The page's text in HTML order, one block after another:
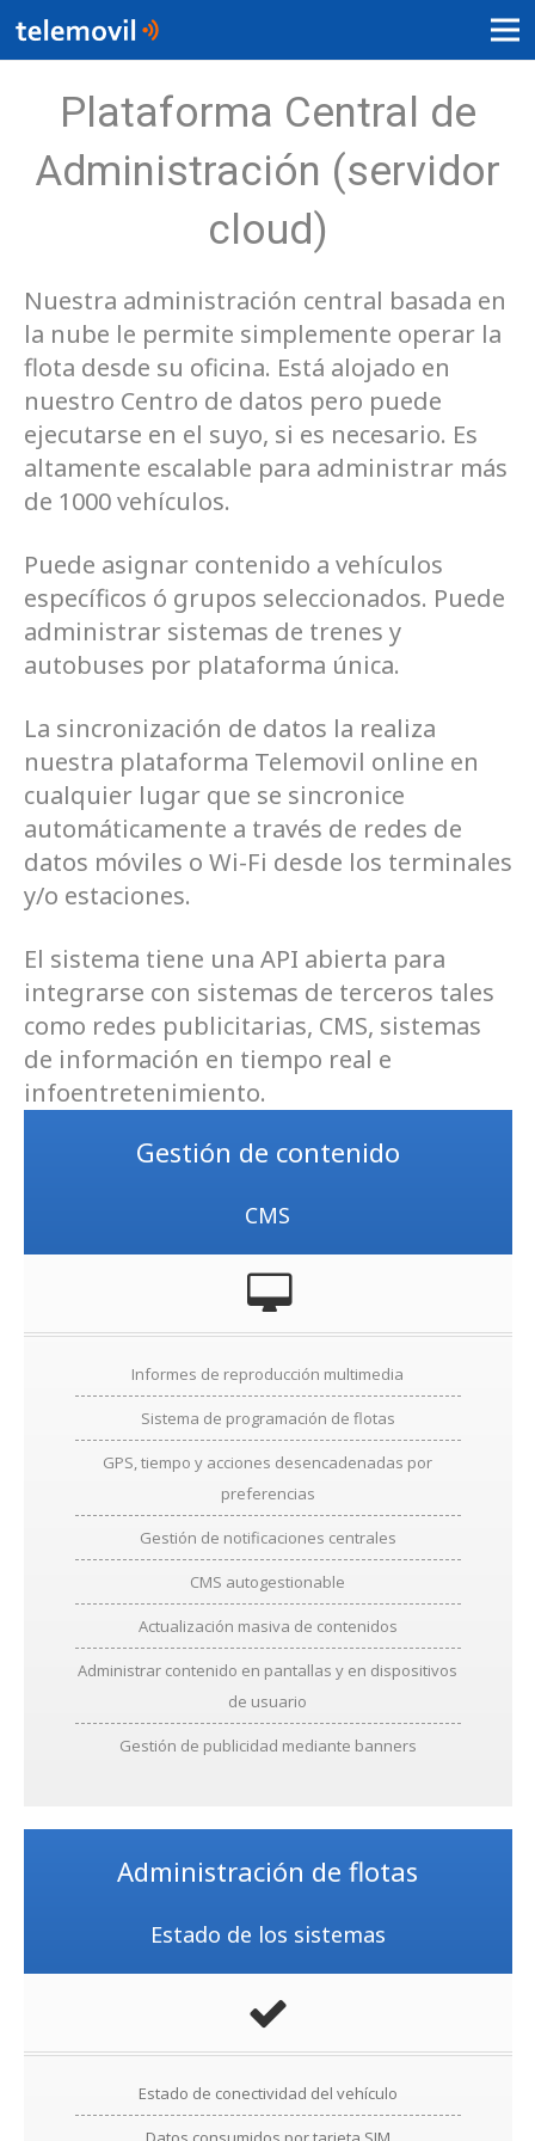
Plataforma Central de
Administración (servidor
cloud)
Nuestra administración central basada en
la nube le permite simplemente operar la
flota desde su oficina. Está alojado en
nuestro Centro de datos pero puede
ejecutarse en el suyo, si es necesario. Es
altamente escalable para administrar más
de 1000 vehículos.
Puede asignar contenido a vehículos
específicos ó grupos seleccionados. Puede
administrar sistemas de trenes y
autobuses por plataforma única.
La sincronización de datos la realiza
nuestra plataforma Telemovil online en
cualquier lugar que se sincronice
automáticamente a través de redes de
datos móviles o Wi-Fi desde los terminales
y/o estaciones.
El sistema tiene una API abierta para
integrarse con sistemas de terceros tales
como redes publicitarias, CMS, sistemas
de información en tiempo real e
infoentretenimiento.
Gestión de contenido
CMS
Informes de reproducción multimedia
Sistema de programación de flotas
GPS, tiempo y acciones desencadenadas por
preferencias
Gestión de notificaciones centrales
CMS autogestionable
Actualización masiva de contenidos
Administrar contenido en pantallas y en dispositivos
de usuario
Gestión de publicidad mediante banners
Administración de flotas
Estado de los sistemas
Estado de conectividad del vehículo